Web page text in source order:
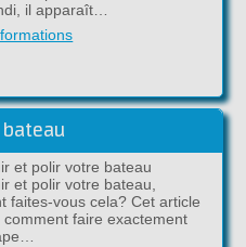
il apparaît…
et polir votre bateau
et polir votre bateau,
faites-vous cela? Cet article
comment faire exactement